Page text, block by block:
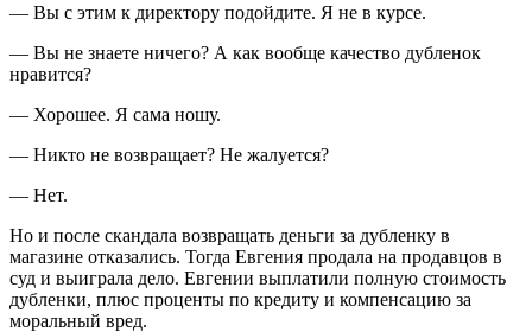
— Вы с этим к директору подойдите. Я не в курсе.
— Вы не знаете ничего? А как вообще качество дубленок
нравится?
— Хорошее. Я сама ношу.
— Никто не возвращает? Не жалуется?
— Нет.
Но и после скандала возвращать деньги за дубленку в
магазине отказались. Тогда Евгения продала на продавцов в
суд и выиграла дело. Евгении выплатили полную стоимость
дубленки, плюс проценты по кредиту и компенсацию за
моральный вред.